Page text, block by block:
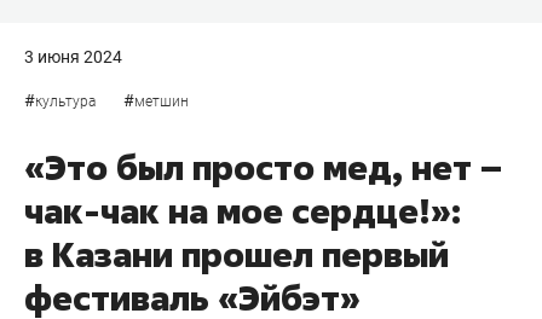
3 июня 2024
#культура #метшин
«Это был просто мед, нет –
чак-чак на мое сердце!»:
в Казани прошел первый
фестиваль «Эйбэт»